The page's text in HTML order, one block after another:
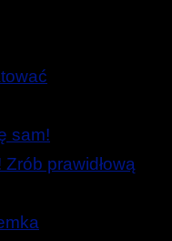
sam!
prawidłową